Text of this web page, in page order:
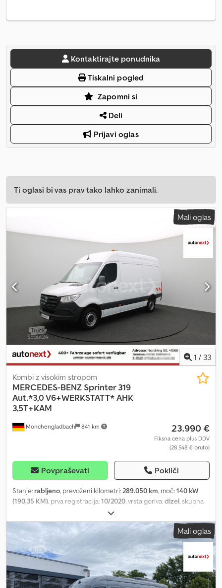
Kontaktirajte ponudnika
Tiskalni pogled
Zapomni si
Deli
Prijavi oglas
Ti oglasi bi vas prav tako lahko zanimali.
Mali oglas
1 / 33
Mönchengladbach 841 km
Kombi z visokim stropom
MERCEDES-BENZ Sprinter 319
Aut.*3,0 V6+WERKSTATT* AHK
3,5T+KAM
23.990 €
Fiksna cena plus DDV
(28.548 € bruto)
Povpraševati Pokliči
Stanje: rabljeno, prevoženi kilometri: 289.050 km, moč:140 kW
(190,35 KM) , prva registracija:10/2020 , vrsta goriva:dizel , skupna
, vrsta prenosa:
razred:Euro 6, število sedežev:3, skupna dolžina:5.932 mm,
skupna širina:
2.020 mm, skupna višina:2.620 mm , dolžina
tovornega prostora:
3.350 mm , širina tovornega prostora:1.770
mm, višina nakladalnega prostora:1.950 mm , Oprema: ABS,
centralno zaklepanje, elektronski program stabilnosti (ESP),
filter saj, klimatska naprava, navigacijski sistem, Notranja številka
vozila: 3717X ----Zakaj Autonext? Več kot 400 takoj na voljo
Mali oglas